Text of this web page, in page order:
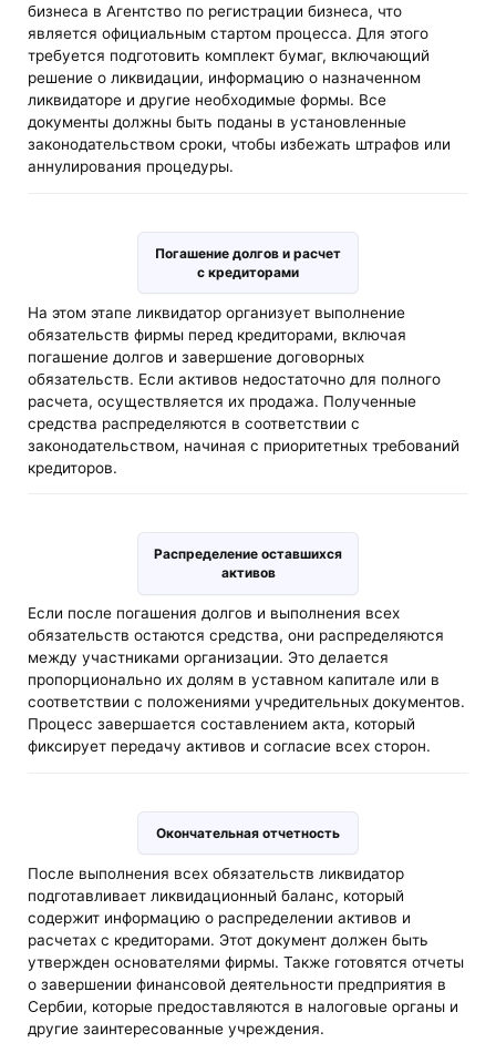
бизнеса в Агентство по регистрации бизнеса, что
является официальным стартом процесса. Для этого
требуется подготовить комплект бумаг, включающий
решение о ликвидации, информацию о назначенном
ликвидаторе и другие необходимые формы. Все
документы должны быть поданы в установленные
законодательством сроки, чтобы избежать штрафов или
аннулирования процедуры.
Погашение долгов и расчет
с кредиторами
На этом этапе ликвидатор организует выполнение
обязательств фирмы перед кредиторами, включая
погашение долгов и завершение договорных
обязательств. Если активов недостаточно для полного
расчета, осуществляется их продажа. Полученные
средства распределяются в соответствии с
законодательством, начиная с приоритетных требований
кредиторов.
Распределение оставшихся
активов
Если после погашения долгов и выполнения всех
обязательств остаются средства, они распределяются
между участниками организации. Это делается
пропорционально их долям в уставном капитале или в
соответствии с положениями учредительных документов.
Процесс завершается составлением акта, который
фиксирует передачу активов и согласие всех сторон.
Окончательная отчетность
После выполнения всех обязательств ликвидатор
подготавливает ликвидационный баланс, который
содержит информацию о распределении активов и
расчетах с кредиторами. Этот документ должен быть
утвержден основателями фирмы. Также готовятся отчеты
о завершении финансовой деятельности предприятия в
Сербии, которые предоставляются в налоговые органы и
другие заинтересованные учреждения.